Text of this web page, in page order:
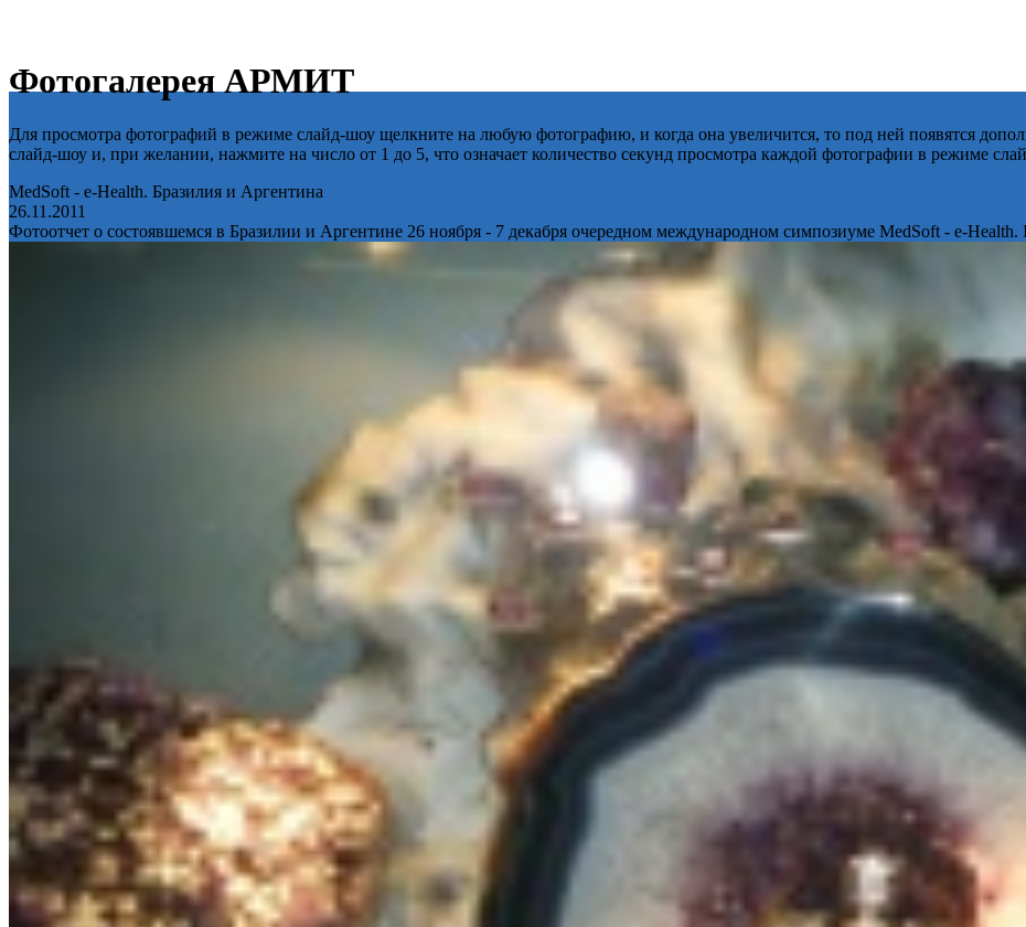
Фотогалерея АРМИТ
Для просмотра фотографий в режиме слайд-шоу щелкните на любую фотографию, и когда она увеличится, то под ней появятся
слайд-шоу и, при желании, нажмите на число от 1 до 5, что означает количество секунд просмотра каждой фотографии в режиме
MedSoft - e-Health. Бразилия и Аргентина
26.11.2011
Фотоотчет о состоявшемся в Бразилии и Аргентине 26 ноября - 7 декабря очередном международном симпозиуме MedSoft - e-